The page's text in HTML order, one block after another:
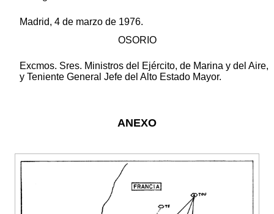
Madrid, 4 de marzo de 1976.
OSORIO
Excmos. Sres. Ministros del Ejército, de Marina y del Aire,
y Teniente General Jefe del Alto Estado Mayor.
ANEXO